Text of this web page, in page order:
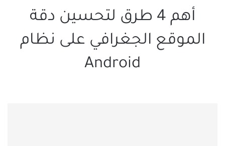
أهم 4 طرق لتحسين دقة
الموقع الجغرافي على نظام
Android